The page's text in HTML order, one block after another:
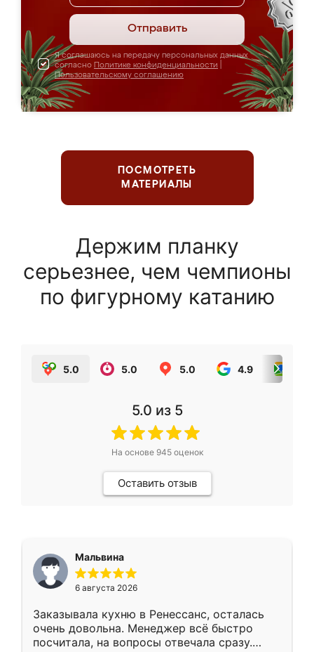
Отправить
Я соглашаюсь на передачу персональных данных
согласно Политике конфиденциальности
Пользовательскому соглашению
ПОСМОТРЕТЬ
МАТЕРИАЛЫ
Держим планку
серьезнее, чем чемпионы
по фигурному катанию
5.0 5.0 5.0 4.9
5.0 из 5
На основе 945оценок
Оставить отзыв
Мальвина
6 августа 2026
Заказывала кухню в Ренессанс, осталась
очень довольна. Менеджер всё быстро
посчитала, на вопросы отвечала сразу.